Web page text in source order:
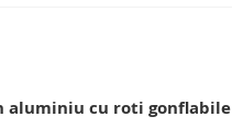
aluminiu cu roti gonflabile